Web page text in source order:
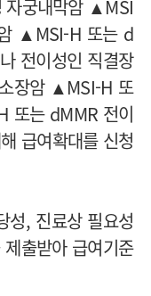
자궁내막암 ▲MSI
▲MSI-H 또는 d
전이성인 직결장
장암 ▲MSI-H 또
또는 dMMR 전이
급여확대를 신청
성, 진료상 필요성
출받아 급여기준